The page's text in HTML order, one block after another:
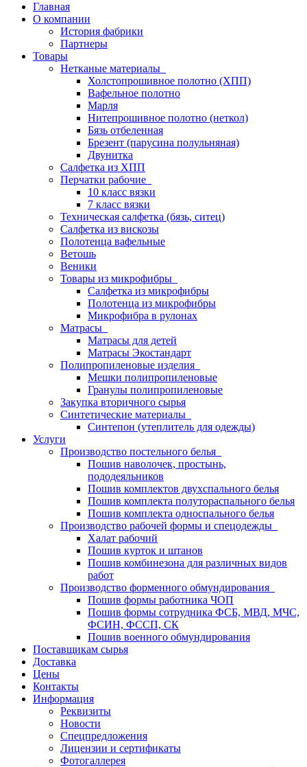
Главная
О компании
История фабрики
Партнеры
Товары
Нетканые материалы
Холстопрошивное полотно (ХПП)
Вафельное полотно
Марля
Нитепрошивное полотно (неткол)
Бязь отбеленная
Брезент (парусина полульняная)
Двунитка
Салфетка из ХПП
Перчатки рабочие
10 класс вязки
7 класс вязки
Техническая салфетка (бязь, ситец)
Салфетка из вискозы
Полотенца вафельные
Ветошь
Веники
Товары из микрофибры
Салфетка из микрофибры
Полотенца из микрофибры
Микрофибра в рулонах
Матрасы
Матрасы для детей
Матрасы Экостандарт
Полипропиленовые изделия
Мешки полипропиленовые
Гранулы полипропиленовые
Закупка вторичного сырья
Синтетические материалы
Синтепон (утеплитель для одежды)
Услуги
Производство постельного белья
Пошив наволочек, простынь,
пододеяльников
Пошив комплектов двухспального белья
Пошив комплекта полутораспального белья
Пошив комплекта односпального белья
Производство рабочей формы и спецодежды
Халат рабочий
Пошив курток и штанов
Пошив комбинезона для различных видов
работ
Производство форменного обмундирования
Пошив формы работника ЧОП
Пошив формы сотрудника ФСБ, МВД, МЧС,
ФСИН, ФССП, СК
Пошив военного обмундирования
Поставщикам сырья
Доставка
Цены
Контакты
Информация
Реквизиты
Новости
Спецпредложения
Лицензии и сертификаты
Фотогаллерея